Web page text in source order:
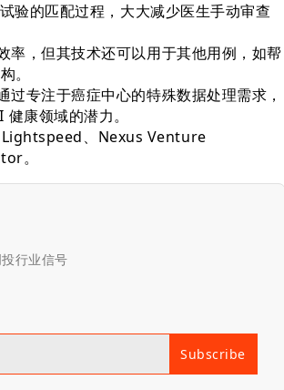
验的匹配过程，大大减少医生手动审查
，但其技术还可以用于其他用例，如帮
。
专注于癌症中心的特殊数据处理需求，
康领域的潜力。
Lightspeed、Nexus Venture
。
行业信号
Subscribe